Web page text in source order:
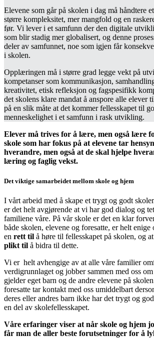
Elevene som går på skolen i dag må håndtere
større kompleksitet, mer mangfold og en
før. Vi lever i et samfunn der den digitale
som blir stadig mer globalisert, og denne
deler av samfunnet, noe som igjen får
i skolen.
Opplæringen må i større grad legge vekt på
kompetanser som kommunikasjon,
kreativitet, etisk refleksjon og fagspesifikk
det skolens klare mandat å anspore alle elever
på en slik måte at det kommer fellesskapet til
menneskelighet i et samfunn i rask utvikling.
Elever må trives for å lære, men også lære
skole som har fokus på at elevene tar
hverandre, men også at de skal hjelpe
læring og faglig vekst.
Det viktige samarbeidet mellom skole og hjem
I vårt arbeid med å skape et trygt og godt
er det helt avgjørende at vi har god dialog og
familiene våre. På vår skole er det en klar
både skolen, elevene og foresatte, er helt enige
en rett til å høre til fellesskapet på skolen, og
plikt til å bidra til dette.
Vi er helt avhengige av at alle våre familier
verdigrunnlaget og jobber sammen med oss
gjelder eget barn og de andre elevene på
foresatte tar kontakt med oss umiddelbart
deres eller andres barn ikke har det trygt og
en del av skolefellesskapet.
Våre erfaringer viser at når skole og hjem
får man de aller beste forutsetninger for å